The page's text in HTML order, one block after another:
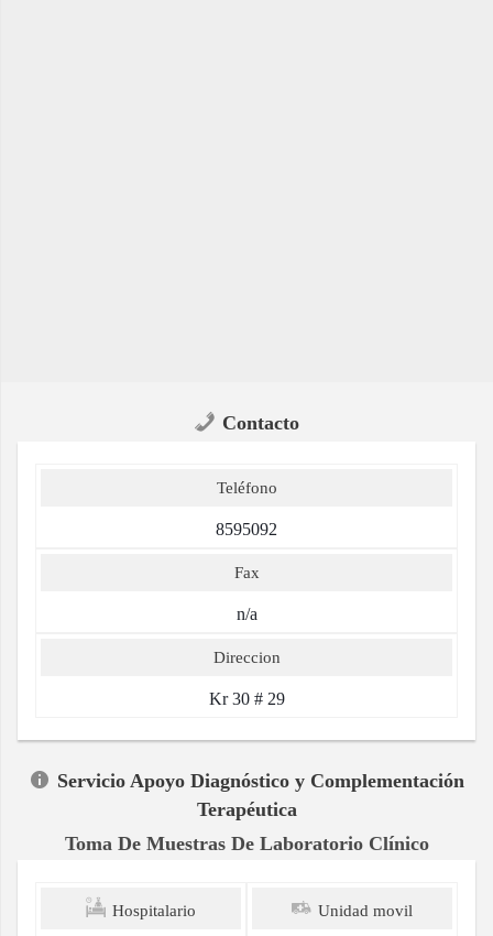
Contacto
Teléfono
8595092
Fax
n/a
Direccion
Kr 30 # 29
Servicio Apoyo Diagnóstico y Complementación
Terapéutica
Toma De Muestras De Laboratorio Clínico
Hospitalario
Unidad movil